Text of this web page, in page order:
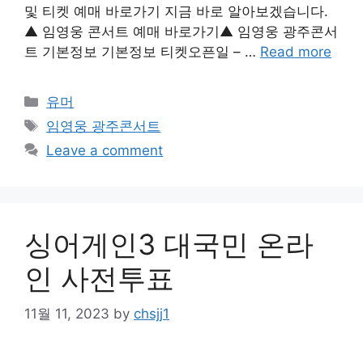
및 티켓 예매 바로가기 지금 바로 알아보겠습니다.
▲ 임영웅 콘서트 예매 바로가기▲ 임영웅 광주콘서
트 기본정보 기본정보 티켓오픈일 – … Read more
Categories
유머
Tags
임영웅 광주콘서트
Leave a comment
싱어게인3 대국민 온라
인 사전투표
11월 11, 2023 by chsjj1